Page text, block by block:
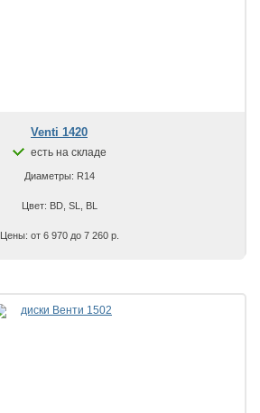
Venti 1420
есть на складе
Диаметры: R14
Цвет: BD, SL, BL
Цены: от 6 970 до 7 260 р.